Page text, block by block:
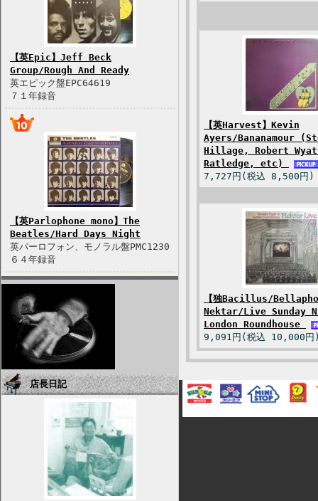
【英Epic】Jeff Beck
Group/Rough And Ready
英エピック盤EPC64619
７１年録音
【英Parlophone mono】The
Beatles/Hard Days Night
英パーロフォン、モノラル盤PMC1230
６４年録音
店長日記
【英Harvest】Kevin
Ayers/Bananamour
Hillage, Robert
Ratledge, etc)
7,727円(税込 8,500円)
【独Bacillus/
Nektar/Live Sunday
London Roundhouse
9,091円(税込 10,000円